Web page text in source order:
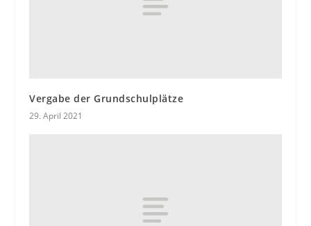
Vergabe der Grundschulplätze
29. April 2021